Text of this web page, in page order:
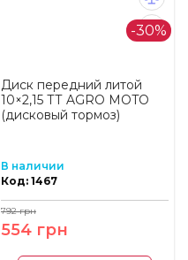
-30%
Диск передний литой
10×2,15 ТТ AGRO MOTO
(дисковый тормоз)
В наличии
Код: 1467
554 грн
792 грн